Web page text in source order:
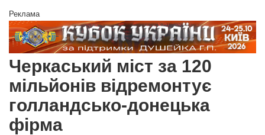
Реклама
Черкаський міст за 120
мільйонів відремонтує
голландсько-донецька
фірма